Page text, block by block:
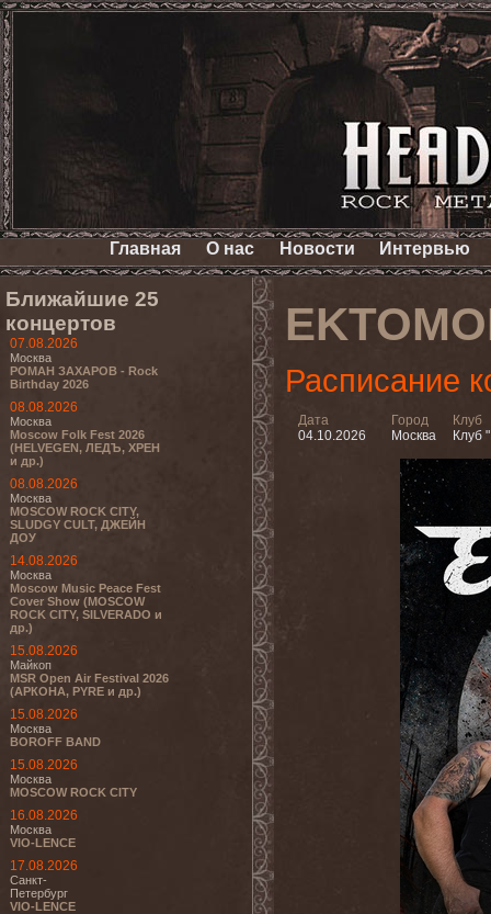
Главная О нас Новости Интервью
Ближайшие 25
концертов
07.08.2026
Москва
РОМАН ЗАХАРОВ - Rock
Birthday 2026
08.08.2026
Москва
Moscow Folk Fest 2026
(HELVEGEN, ЛЕДЪ, ХРЕН
и др.)
08.08.2026
Москва
MOSCOW ROCK CITY,
SLUDGY CULT, ДЖЕЙН
ДОУ
14.08.2026
Москва
Moscow Music Peace Fest
Cover Show (MOSCOW
ROCK CITY, SILVERADO и
др.)
15.08.2026
Майкоп
MSR Open Air Festival 2026
(АРКОНА, PYRE и др.)
15.08.2026
Москва
BOROFF BAND
15.08.2026
Москва
MOSCOW ROCK CITY
16.08.2026
Москва
VIO-LENCE
17.08.2026
Санкт-
Петербург
VIO-LENCE
Расписание
Дата
04.10.2026
Город
Москва
Клуб
Клуб